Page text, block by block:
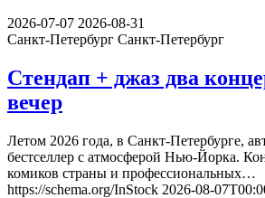
2026-07-07 2026-08-31
Санкт-Петербург Санкт-Петербург
Стендап + джаз два
вечер
Летом 2026 года, в Санкт-Петербурге,
бестселлер с атмосферой Нью-Йорка.
комиков страны и профессиональных…
https://schema.org/InStock 2026-08-